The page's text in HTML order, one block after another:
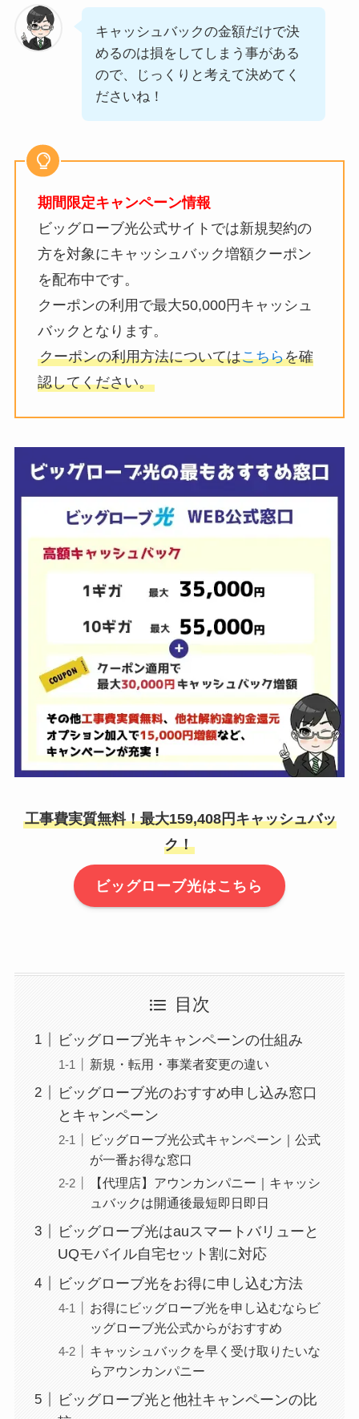
キャッシュバックの金額だけで決
めるのは損をしてしまう事がある
ので、じっくりと考えて決めてく
ださいね！
期間限定キャンペーン情報
ビッグローブ光公式サイトでは新規契約の
方を対象にキャッシュバック増額クーポン
を配布中です。
クーポンの利用で最大50,000円キャッシュ
バックとなります。
クーポンの利用方法についてはこちらを確
認してください。
工事費実質無料！最大159,408円キャッシュバッ
ク！
ビッグローブ光はこちら
目次
ビッグローブ光キャンペーンの仕組み
新規・転用・事業者変更の違い
ビッグローブ光のおすすめ申し込み窓口
とキャンペーン
ビッグローブ光公式キャンペーン｜公式
が一番お得な窓口
【代理店】アウンカンパニー｜キャッシ
ュバックは開通後最短即日即日
ビッグローブ光はauスマートバリューと
UQモバイル自宅セット割に対応
ビッグローブ光をお得に申し込む方法
お得にビッグローブ光を申し込むならビ
ッグローブ光公式からがおすすめ
キャッシュバックを早く受け取りたいな
らアウンカンパニー
ビッグローブ光と他社キャンペーンの比